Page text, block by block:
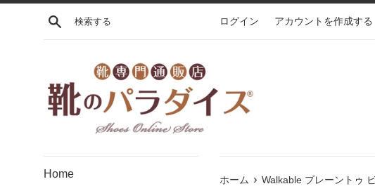
コ
検索する ログイン アカウントを作成する
Home
ホーム › Walkable プレーントゥ